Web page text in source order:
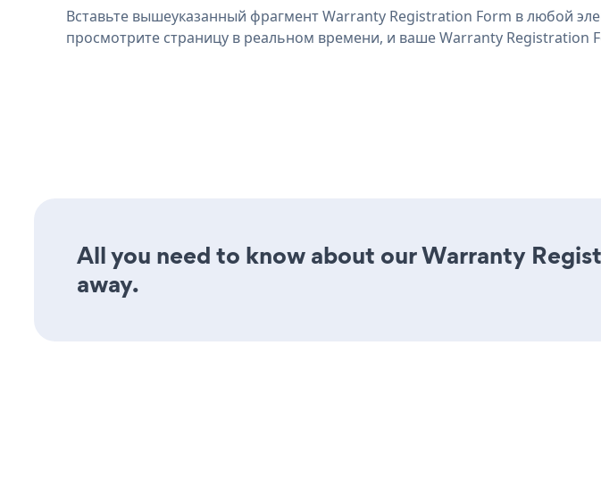
Вставьте вышеуказанный фрагмент Warranty Registration Form в любой
просмотрите страницу в реальном времени, и ваше Warranty Registration
All you need to know about our Warranty
away.